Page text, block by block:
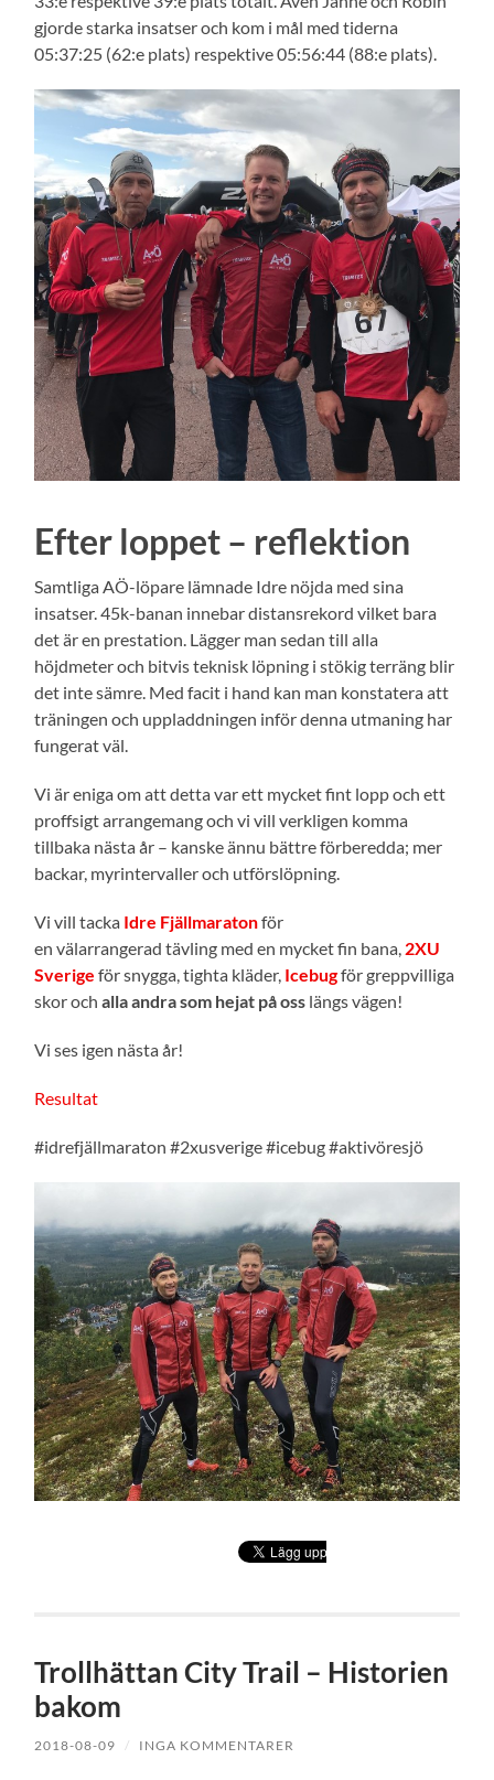
gjorde starka insatser och kom i mål med tiderna
05:37:25 (62:e plats) respektive 05:56:44 (88:e plats).
Efter loppet – reflektion
Samtliga AÖ-löpare lämnade Idre nöjda med sina
insatser. 45k-banan innebar distansrekord vilket bara
det är en prestation. Lägger man sedan till alla
höjdmeter och bitvis teknisk löpning i stökig terräng blir
det inte sämre. Med facit i hand kan man konstatera att
träningen och uppladdningen inför denna utmaning har
fungerat väl.
Vi är eniga om att detta var ett mycket fint lopp och ett
proffsigt arrangemang och vi vill verkligen komma
tillbaka nästa år – kanske ännu bättre förberedda; mer
backar, myrintervaller och utförslöpning.
Vi vill tacka Idre Fjällmaratonför
en välarrangerad tävling med en mycket fin bana, 2XU
Sverige för snygga, tighta kläder, Icebugför greppvilliga
skor ochalla andra som hejat på oss längs vägen!
Vi ses igen nästa år!
Resultat
#idrefjällmaraton #2xusverige #icebug #aktivöresjö
Trollhättan City Trail – Historien
bakom
2018-08-09 / INGA KOMMENTARER